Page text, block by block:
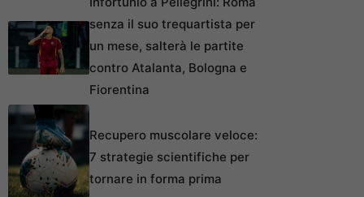
senza il suo trequartista per
un mese, salterà le partite
contro Atalanta, Bologna e
Fiorentina
Recupero muscolare veloce:
7 strategie scientifiche per
tornare in forma prima